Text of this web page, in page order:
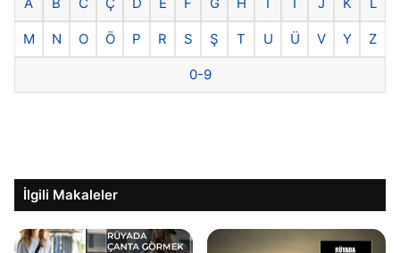
M N O Ö P R S Ş T U Ü V Y Z
0-9
İlgili Makaleler